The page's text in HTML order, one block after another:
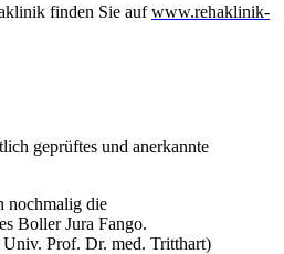
finden Sie aufwww.rehaklinik-
geprüftes und anerkannte
nochmalig die
Boller Jura Fango.
Prof. Dr. med. Tritthart)